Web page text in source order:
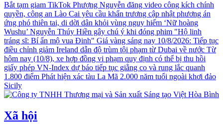
Bắt tạm giam TikTok Phượng Nguyễn đăng video công kích chính
quyền, công an Lào Cai yêu cầu khẩn trương cập nhật phương án
ứng phó thiên tai, di dời dân khỏi vùng nguy hiểm ‘Nữ hoàng
Wushu’ Nguyễn Thúy Hiền gây chú ý khi đóng phim "Hộ linh
tráng sĩ: Bí ẩn mộ vua Đinh" Giá vàng sáng nay 10/8/2026: Tiếp tục
điều chỉnh giảm Ireland dẫn độ trùm tội phạm từ Dubai về nước Từ
hôm nay (10/8), xe hợp đồng vi phạm quy định có thể bị thu hồi
giấy phép VN-Index dự báo tiếp tục giằng co và rung lắc quanh
1.800 điểm Phát hiện xác tàu La Mã 2.000 năm tuổi ngoài khơi đảo
Sicily
Xã hội